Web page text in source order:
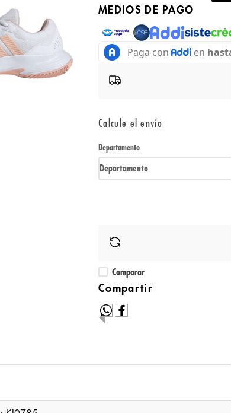
MEDIOS DE PAGO
Calcule el envío
Departamento
Departamento
Comparar